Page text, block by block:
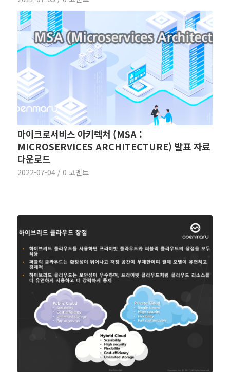
마이크로서비스 아키텍처 (MSA :
MICROSERVICES ARCHITECTURE) 발표 자료
다운로드
2022-07-04 / 0 코멘트